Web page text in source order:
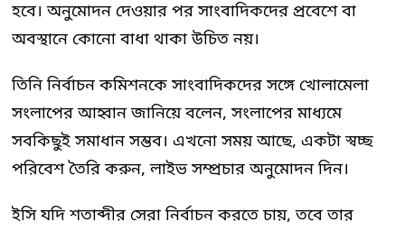
হবে। অনুমোদন দেওয়ার পর সাংবাদিকদের প্রবেশে বা
অবস্থানে কোনো বাধা থাকা উচিত নয়।
তিনি নির্বাচন কমিশনকে সাংবাদিকদের সঙ্গে খোলামেলা
সংলাপের আহ্বান জানিয়ে বলেন, সংলাপের মাধ্যমে
সবকিছুই সমাধান সম্ভব। এখনো সময় আছে, একটা স্বচ্ছ
পরিবেশ তৈরি করুন, লাইভ সম্প্রচার অনুমোদন দিন।
ইসি যদি শতাব্দীর সেরা নির্বাচন করতে চায়, তবে তার